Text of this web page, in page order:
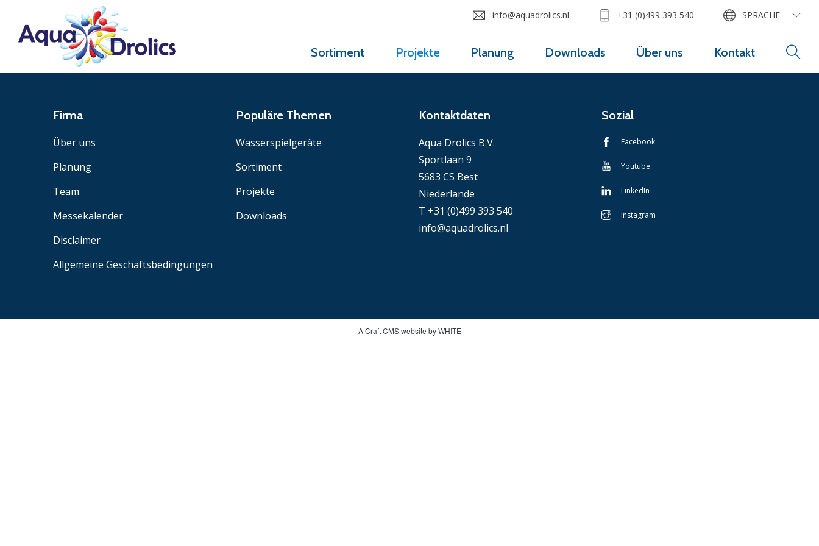
Sortiment Projekte Planung Downloads Über uns Kontakt
info@aquadrolics.nl +31 (0)499 393 540 SPRACHE
Firma
Über uns
Planung
Team
Messekalender
Disclaimer
Allgemeine Geschäftsbedingungen
Populäre Themen
Wasserspielgeräte
Sortiment
Projekte
Downloads
Kontaktdaten
Aqua Drolics B.V.
Sportlaan 9
5683 CS Best
Niederlande
T +31 (0)499 393 540
info@aquadrolics.nl
Sozial
Facebook
Youtube
LinkedIn
Instagram
A Craft CMS website by WHITE